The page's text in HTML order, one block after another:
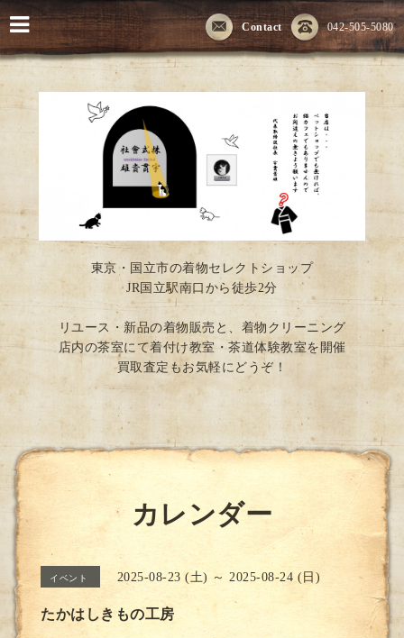
042-505-5080
Contact
東京・国立市の着物セレクトショップ
JR国立駅南口から徒歩2分
リユース・新品の着物販売と、着物クリーニング
店内の茶室にて着付け教室・茶道体験教室を開催
買取査定もお気軽にどうぞ！
カレンダー
イベント 2025-08-23 (土) ～ 2025-08-24 (日)
たかはしきもの工房